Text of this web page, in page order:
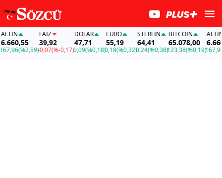
(%2,59)
FAİZ
39,92
-0,07(%-0,17)
DOLAR
47,71
0,09(%0,18)
EURO
55,19
0,18(%0,32)
STERLIN
64,41
0,24(%0,38)
BITCOIN
65.078,00
123,38(%0,19)
ALTIN
167,96